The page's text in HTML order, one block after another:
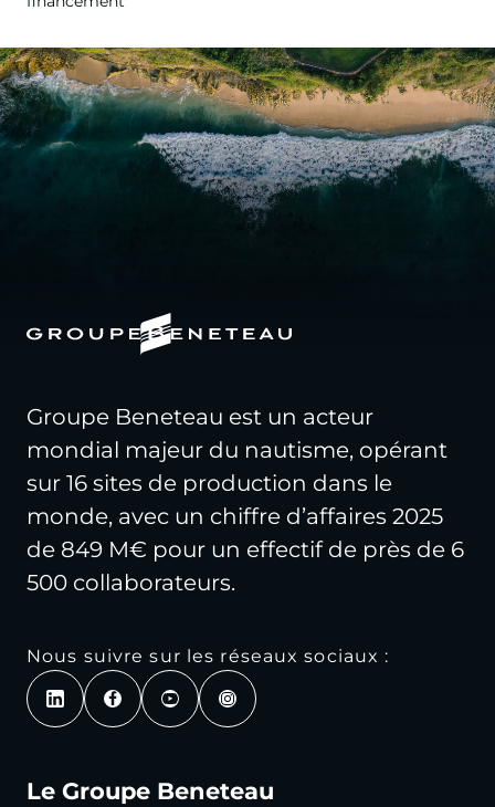
Groupe Beneteau est un acteur
mondial majeur du nautisme, opérant
sur 16 sites de production dans le
monde, avec un chiffre d’affaires 2025
de 849 M€ pour un effectif de près de 6
500 collaborateurs.
Nous suivre sur les réseaux sociaux :
Le Groupe Beneteau